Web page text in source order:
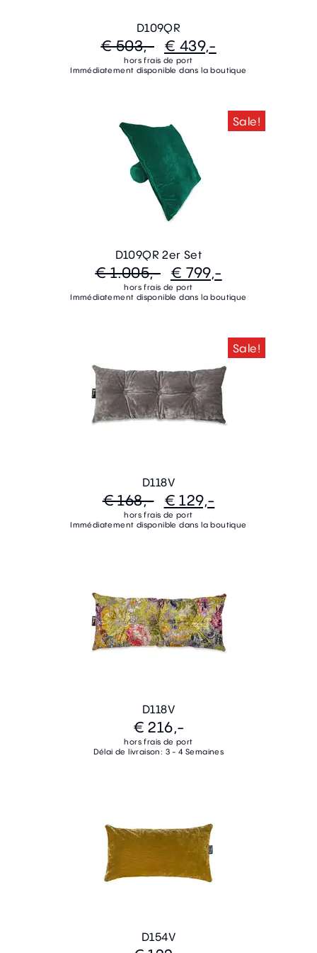
D109QR
€ 503,- € 439,-
hors frais de port
Immédiatement disponible dans la boutique
Sale!
D109QR 2er Set
€ 1.005,- € 799,-
hors frais de port
Immédiatement disponible dans la boutique
Sale!
D118V
€ 168,- € 129,-
hors frais de port
Immédiatement disponible dans la boutique
D118V
€ 216,-
hors frais de port
Délai de livraison: 3 - 4 Semaines
D154V